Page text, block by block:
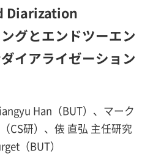
Diarization
グとエンドツーエン
イアライゼーション
Han（BUT）、マーク
CS研）、俵 直弘 主任研究
（BUT）